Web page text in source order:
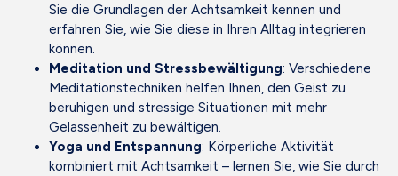
Sie die Grundlagen der Achtsamkeit kennen und
erfahren Sie, wie Sie diese in Ihren Alltag integrieren
können.
Meditation und Stressbewältigung: Verschiedene
Meditationstechniken helfen Ihnen, den Geist zu
beruhigen und stressige Situationen mit mehr
Gelassenheit zu bewältigen.
Yoga und Entspannung: Körperliche Aktivität
kombiniert mit Achtsamkeit – lernen Sie, wie Sie durch